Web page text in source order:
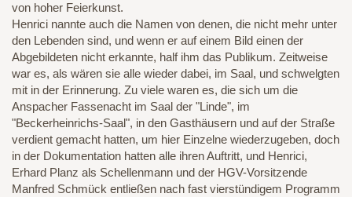
von hoher Feierkunst.
Henrici nannte auch die Namen von denen, die nicht mehr unter
den Lebenden sind, und wenn er auf einem Bild einen der
Abgebildeten nicht erkannte, half ihm das Publikum. Zeitweise
war es, als wären sie alle wieder dabei, im Saal, und schwelgten
mit in der Erinnerung. Zu viele waren es, die sich um die
Anspacher Fassenacht im Saal der "Linde", im
"Beckerheinrichs-Saal", in den Gasthäusern und auf der Straße
verdient gemacht hatten, um hier Einzelne wiederzugeben, doch
in der Dokumentation hatten alle ihren Auftritt, und Henrici,
Erhard Planz als Schellenmann und der HGV-Vorsitzende
Manfred Schmück entließen nach fast vierstündigem Programm